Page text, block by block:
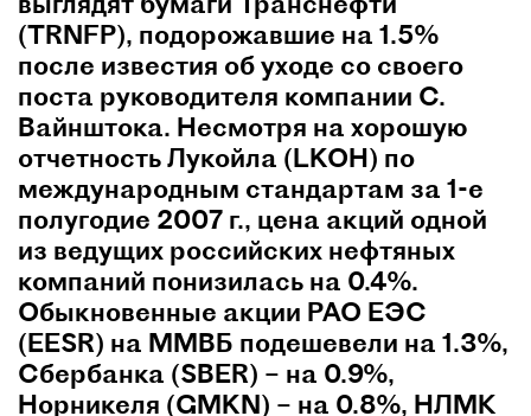
(TRNFP), подорожавшие на 1.5%
после известия об уходе со своего
поста руководителя компании С.
Вайнштока. Несмотря на хорошую
отчетность Лукойла (LKOH) по
международным стандартам за 1-е
полугодие 2007 г., цена акций одной
из ведущих российских нефтяных
компаний понизилась на 0.4%.
Обыкновенные акции РАО ЕЭС
(EESR) на ММВБ подешевели на 1.3%,
Сбербанка (SBER) – на 0.9%,
Норникеля (GMKN) – на 0.8%, НЛМК